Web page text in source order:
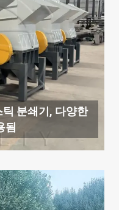
분쇄기, 다양한
됨